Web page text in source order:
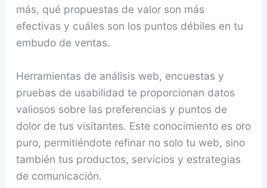
más, qué propuestas de valor son más
efectivas y cuáles son los puntos débiles en tu
embudo de ventas.
Herramientas de análisis web, encuestas y
pruebas de usabilidad te proporcionan datos
valiosos sobre las preferencias y puntos de
dolor de tus visitantes. Este conocimiento es oro
puro, permitiéndote refinar no solo tu web, sino
también tus productos, servicios y estrategias
de comunicación.